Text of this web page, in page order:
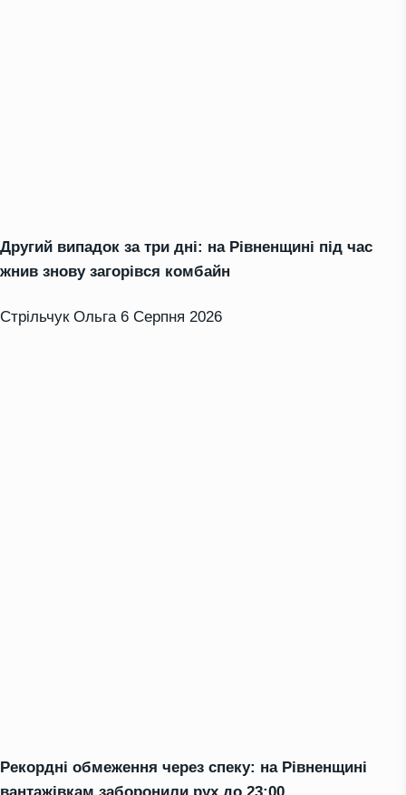
Другий випадок за три дні: на Рівненщині під час
жнив знову загорівся комбайн
Стрільчук Ольга 6 Серпня 2026
Рекордні обмеження через спеку: на Рівненщині
вантажівкам заборонили рух до 23:00